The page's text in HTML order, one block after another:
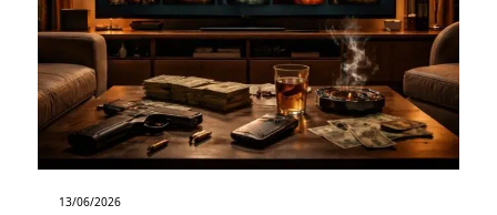
13/06/2026